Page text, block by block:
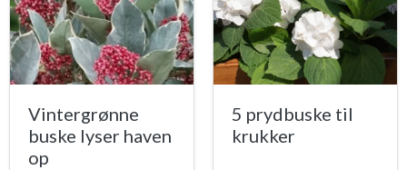
Vintergrønne
buske lyser haven
op
5 prydbuske til
krukker